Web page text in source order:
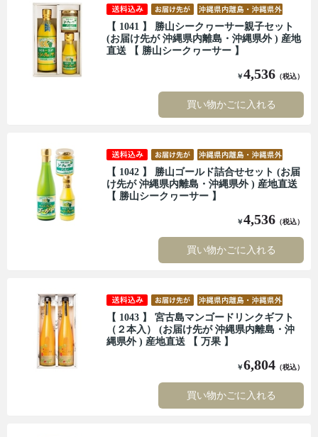
【 1041 】 勝山シークヮーサー親子セット
(お届け先が 沖縄県内離島・沖縄県外 ) 産地
直送 【 勝山シークヮーサー 】
￥4,536 （税込）
買い物かごに入れる
【 1042 】 勝山ゴールド詰合せセット (お届
け先が 沖縄県内離島・沖縄県外 ) 産地直送
【 勝山シークヮーサー 】
￥4,536 （税込）
買い物かごに入れる
【 1043 】 宮古島マンゴードリンクギフト
（２本入） (お届け先が 沖縄県内離島・沖
縄県外 ) 産地直送 【 万果 】
￥6,804 （税込）
買い物かごに入れる